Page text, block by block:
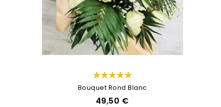
Bouquet Rond Blanc
49,50 €